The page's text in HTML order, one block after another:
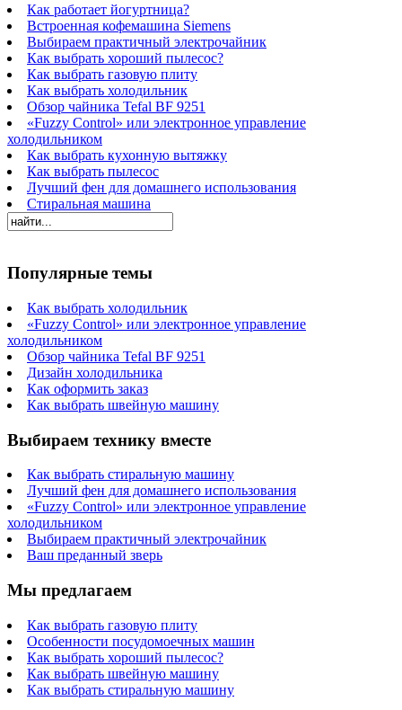
Как работает йогуртница?
Встроенная кофемашина Siemens
Выбираем практичный электрочайник
Как выбрать хороший пылесос?
Как выбрать газовую плиту
Как выбрать холодильник
Обзор чайника Tefal BF 9251
«Fuzzy Control» или электронное управление
холодильником
Как выбрать кухонную вытяжку
Как выбрать пылесос
Лучший фен для домашнего использования
Стиральная машина
Популярные темы
Как выбрать холодильник
«Fuzzy Control» или электронное управление
холодильником
Обзор чайника Tefal BF 9251
Дизайн холодильника
Как оформить заказ
Как выбрать швейную машину
Выбираем технику вместе
Как выбрать стиральную машину
Лучший фен для домашнего использования
«Fuzzy Control» или электронное управление
холодильником
Выбираем практичный электрочайник
Ваш преданный зверь
Мы предлагаем
Как выбрать газовую плиту
Особенности посудомоечных машин
Как выбрать хороший пылесос?
Как выбрать швейную машину
Как выбрать стиральную машину